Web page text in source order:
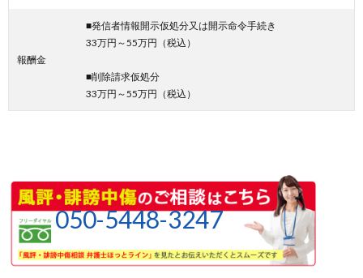
報酬金
■発信者情報開示仮処分又は開示命令手続き
33万円～55万円（税込）
■削除請求仮処分
33万円～55万円（税込）
050-5448-3247